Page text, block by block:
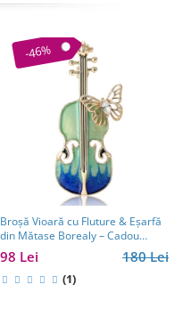
-46%
Broșă Vioară cu Fluture & Eșarfă
din Mătase Borealy – Cadou
Elegant pentru Femei
180 Lei
98 Lei
(1)